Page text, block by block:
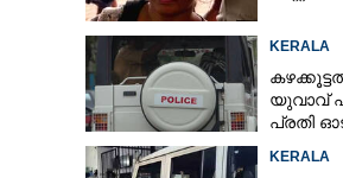
KERALA
യുവാവ്
പ്രതി
KERALA